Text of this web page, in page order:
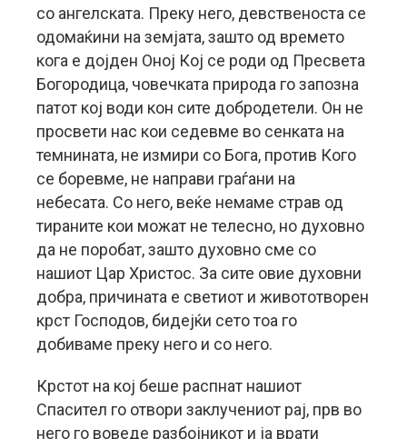
со ангелската. Преку него, девственоста се
одомаќини на земјата, зашто од времето
кога е дојден Оној Кој се роди од Пресвета
Богородица, човечката природа го запозна
патот кој води кон сите добродетели. Он не
просвети нас кои седевме во сенката на
темнината, не измири со Бога, против Кого
се боревме, не направи граѓани на
небесата. Со него, веќе немаме страв од
тираните кои можат не телесно, но духовно
да не поробат, зашто духовно сме со
нашиот Цар Христос. За сите овие духовни
добра, причината е светиот и живототворен
крст Господов, бидејќи сето тоа го
добиваме преку него и со него.
Крстот на кој беше распнат нашиот
Спасител го отвори заклучениот рај, прв во
него го воведе разбојникот и ја врати